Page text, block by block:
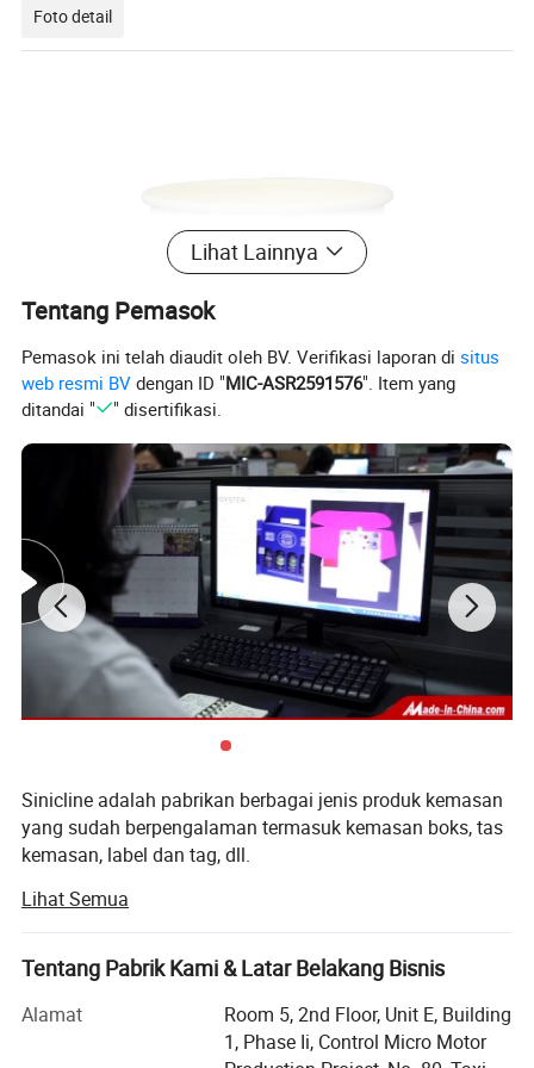
Foto detail
Lihat Lainnya
Tentang Pemasok
Pemasok ini telah diaudit oleh BV. Verifikasi laporan disitus
web resmi BV dengan ID "MIC-ASR2591576". Item yang
ditandai "
" disertifikasi.
Sinicline adalah pabrikan berbagai jenis produk kemasan
yang sudah berpengalaman termasuk kemasan boks, tas
kemasan, label dan tag, dll.
Kami telah membangun sistem kontrol kualitas yang
ketat yakni inspeksi 100%, kualitas kami yang sangat baik
menjamin penghargaan dan kepercayaan pelanggan, dan
sekarang kami telah menyetujui banyak merek terkenal.
Harga kami sangat kompetitif, kami memberikan kualitas
tinggi, pelayanan cepat dan pelayanan yang sangat baik.
Lihat Semua
Tentang Pabrik Kami & Latar Belakang Bisnis
Alamat
Room 5, 2nd Floor, Unit E, Building
1, Phase Ii, Control Micro Motor